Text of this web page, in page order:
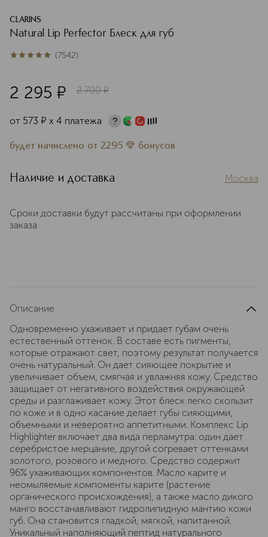
CLARINS
Natural Lip Perfector Блеск для губ
5из 57542 (7542)
2 295 ¤ 2 700 ¤
от 573 ¤ х 4 платежа
будет начислено от 2295 бонусов
Наличие и доставка Москва
Сроки доставки будут рассчитаны при оформлении
заказа
Описание
Одновременно ухаживает и придает губам очень
естественный оттенок. В составе есть пигменты,
которые отражают свет, поэтому результат получается
очень натуральный. Он дает сияющее покрытие и
увеличивает объем, смягчая и увлажняя кожу. Средство
защищает от негативного воздействия окружающей
среды и разглаживает кожу. Этот блеск легко скользит
по коже и в одно касание делает губы сияющими,
объемными и невероятно аппетитными. Комплекс Lip
Highlighter включает два вида перламутра: один дает
серебристое мерцание, другой согревает оттенками
золотого, розового и медного. Средство содержит
96% ухаживающих компонентов. Масло карите и
неомыляемые компоменты карите (растение
органического происхождения), а также масло дикого
манго восстанавливают гидролипидную мантию кожи
губ. Она становится гладкой, мягкой, напитанной.
Уникальный наполняющий пептид натурального